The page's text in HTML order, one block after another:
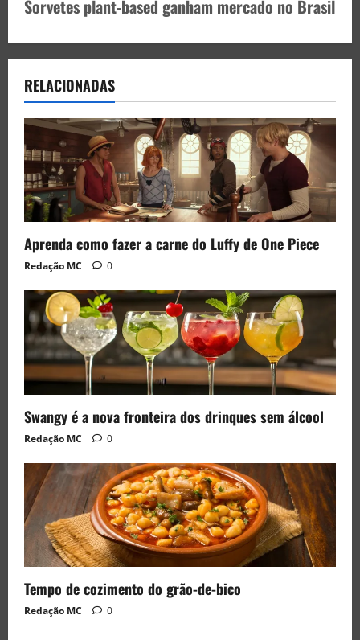
Sorvetes plant-based ganham mercado no Brasil
RELACIONADAS
Aprenda como fazer a carne do Luffy de One Piece
Redação MC 0
Swangy é a nova fronteira dos drinques sem álcool
Redação MC 0
Tempo de cozimento do grão-de-bico
Redação MC 0